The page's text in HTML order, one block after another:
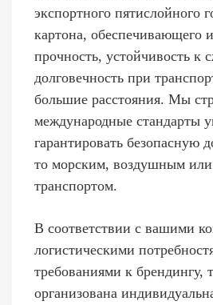
экспортного пятислойного
картона, обеспечивающего
прочность, устойчивость к
долговечность при
большие расстояния. Мы
международные стандарты
гарантировать безопасную
то морским, воздушным или
транспортом.
В соответствии с вашими
логистическими
требованиями к брендингу,
организована